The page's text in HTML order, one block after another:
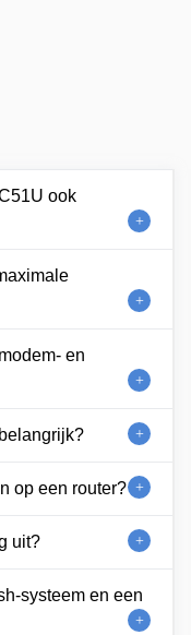
ook
en
op een router?
uit?
systeem en een